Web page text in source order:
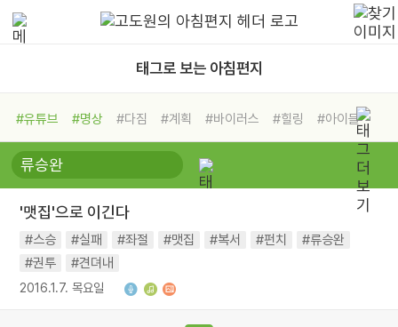
태그로 보는 아침편지
#유튜브 #명상 #다짐 #계획 #바이러스 #힐링
#아이들
#비전캠프
#독서캠프 #삶
#희망
#나눔 #친구 #링컨학교
#독서
#건강 #면역력
'맷집'으로 이긴다
#스승 #실패 #좌절 #맷집 #복서 #펀치
#류승완
#권투
#견뎌내
2016.1.7. 목요일